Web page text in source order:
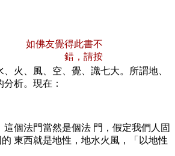
如佛友覺得此書不
錯，請按
火、風、空、覺、識七大。所謂地、
析。現在：
個法門當然是個法 門，假定我們人固
東西就是地性，地水火風，「以地性